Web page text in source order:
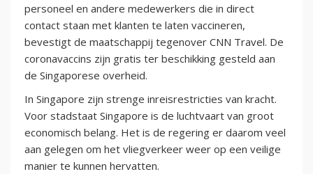
personeel en andere medewerkers die in direct
contact staan met klanten te laten vaccineren,
bevestigt de maatschappij tegenover CNN Travel. De
coronavaccins zijn gratis ter beschikking gesteld aan
de Singaporese overheid.
In Singapore zijn strenge inreisrestricties van kracht.
Voor stadstaat Singapore is de luchtvaart van groot
economisch belang. Het is de regering er daarom veel
aan gelegen om het vliegverkeer weer op een veilige
manier te kunnen hervatten.